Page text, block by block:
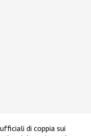
di coppia sui